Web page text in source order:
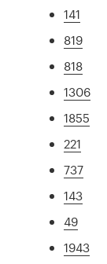
141
819
818
1306
1855
221
737
143
49
1943